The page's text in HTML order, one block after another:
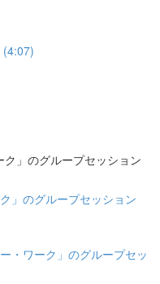
(4:07)
ク」のグループセッション
」のグループセッション
・ワーク」のグループセッ